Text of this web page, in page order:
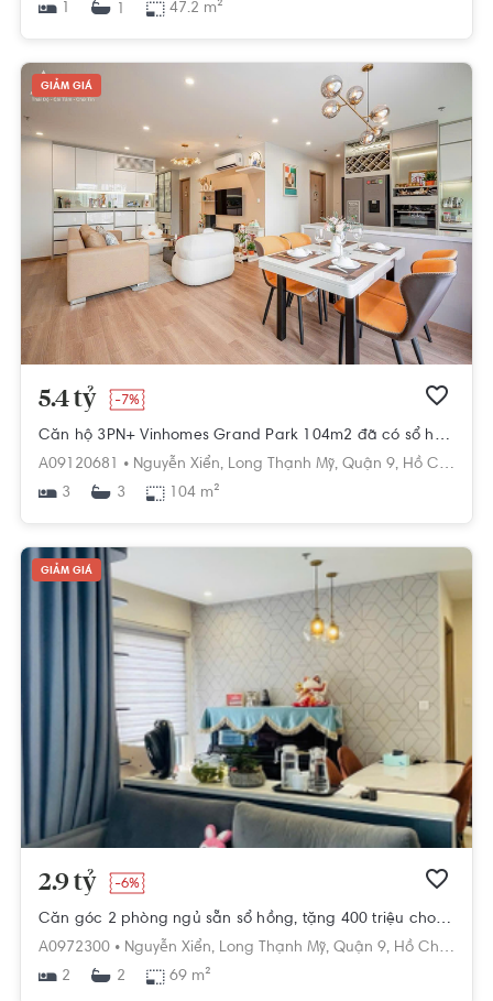
1
47.2 m²
GIẢM GIÁ
5.4 tỷ -7%
Căn hộ 3PN+ Vinhomes Grand Park 104m2 đã có sổ hồng full nội thất. LH 0768892255
A09120681 • Nguyễn Xiển, Long Thạnh Mỹ, Quận 9, Hồ Chí Minh
3
3 104 m²
GIẢM GIÁ
2.9 tỷ -6%
Căn góc 2 phòng ngủ sẵn sổ hồng, tặng 400 triệu cho khách mua thiện chí giá 2,9 tỷ. LH 0768892255
A0972300 • Nguyễn Xiển, Long Thạnh Mỹ, Quận 9, Hồ Chí Minh
2
2 69 m²